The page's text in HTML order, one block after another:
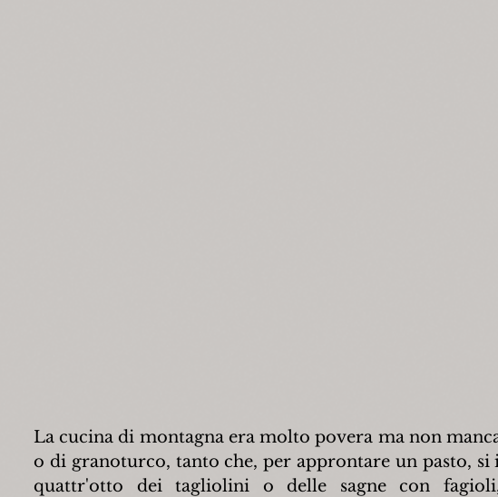
La cucina di montagna era molto povera ma non
o di granoturco, tanto che, per approntare un pasto,
quattr'otto dei tagliolini o delle sagne con